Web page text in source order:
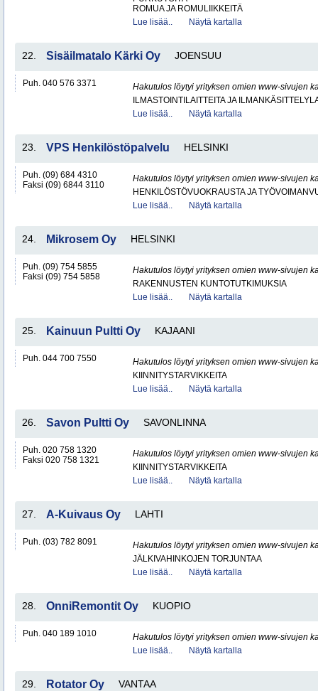
ROMUA JA ROMULIIKKEITÄ
Lue lisää..
Näytä kartalla
22. Sisäilmatalo Kärki Oy JOENSUU
Puh. 040 576 3371
Hakutulos löytyi yrityksen omien www-sivujen
ILMASTOINTILAITTEITA JA
Lue lisää..
Näytä kartalla
23. VPS Henkilöstöpalvelu HELSINKI
Puh. (09) 684 4310
Faksi (09) 6844 3110
Hakutulos löytyi yrityksen omien www-sivujen
HENKILÖSTÖVUOKRAUSTA JA
Lue lisää..
Näytä kartalla
24. Mikrosem Oy HELSINKI
Puh. (09) 754 5855
Faksi (09) 754 5858
Hakutulos löytyi yrityksen omien www-sivujen
RAKENNUSTEN KUNTOTUTKIMUKSIA
Lue lisää..
Näytä kartalla
25. Kainuun Pultti Oy KAJAANI
Puh. 044 700 7550
Hakutulos löytyi yrityksen omien www-sivujen
KIINNITYSTARVIKKEITA
Lue lisää..
Näytä kartalla
26. Savon Pultti Oy SAVONLINNA
Puh. 020 758 1320
Faksi 020 758 1321
Hakutulos löytyi yrityksen omien www-sivujen
KIINNITYSTARVIKKEITA
Lue lisää..
Näytä kartalla
27. A-Kuivaus Oy LAHTI
Puh. (03) 782 8091
Hakutulos löytyi yrityksen omien www-sivujen
JÄLKIVAHINKOJEN TORJUNTAA
Lue lisää..
Näytä kartalla
28. OnniRemontit Oy KUOPIO
Puh. 040 189 1010
Hakutulos löytyi yrityksen omien www-sivujen
Lue lisää..
Näytä kartalla
29. Rotator Oy VANTAA